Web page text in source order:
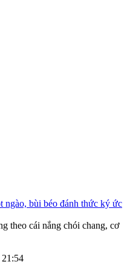
ngào, bùi béo đánh thức ký ức
theo cái nắng chói chang, cơ